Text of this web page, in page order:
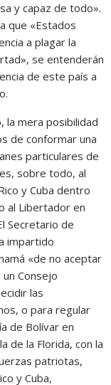
y capaz de todo».
que «Estados
a plagar la
se entenderán
de este país a
la mera posibilidad
de conformar una
particulares de
sobre todo, al
y Cuba dentro
al Libertador en
Secretario de
impartido
«de no aceptar
Consejo
las
o para regular
de Bolívar en
de la Florida, con la
patriotas,
y Cuba,